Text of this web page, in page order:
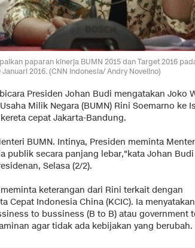
paparan kinerja BUMN 2015 dan Target 2016
2016. (CNN Indonesia/ Andry Novelino)
Presiden Johan Budi mengatakan Joko
Milik Negara (BUMN) Rini Soemarno ke
cepat Jakarta-Bandung.
BUMN. Intinya, Presiden meminta
publik secara panjang lebar,"kata Johan Budi
Selasa (2/2).
keterangan dari Rini terkait dengan
Cepat Indonesia China (KCIC). Ia menyatakan
to bussiness (B to B) atau government
agar tidak ada kebijakan yang berubah.